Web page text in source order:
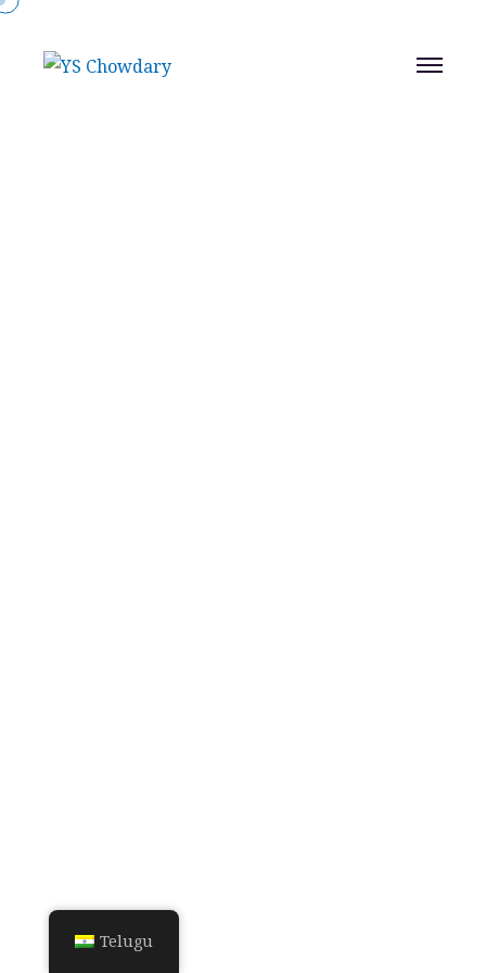
Telugu